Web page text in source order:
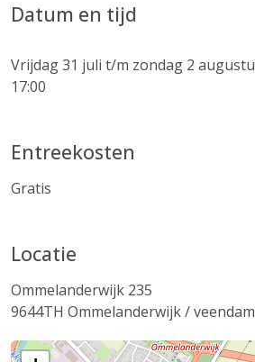
Datum en tijd
Vrijdag 31 juli t/m zondag 2
17:00
Entreekosten
Gratis
Locatie
Ommelanderwijk 235
9644TH Ommelanderwijk / veendam